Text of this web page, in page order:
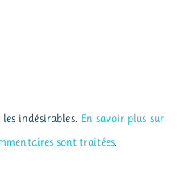
indésirables. En savoir plus sur
sont traitées.